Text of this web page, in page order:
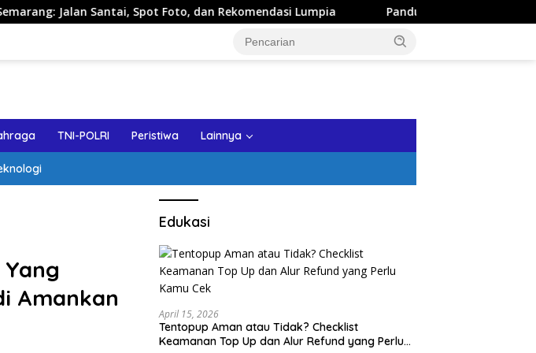
Spot Foto, dan Rekomendasi Lumpia Panduan Wisata Keluarga ke Kota Batu:
TNI-POLRI Peristiwa Lainnya
Amankan
Edukasi
April 15, 2026
Tentopup Aman atau Tidak? Checklist
Keamanan Top Up dan Alur Refund yang Perlu